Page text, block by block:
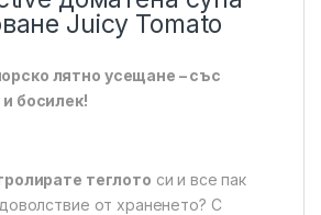
Juicy Tomato
лятно усещане – със
босилек!
теглото си и все пак
от храненето? С